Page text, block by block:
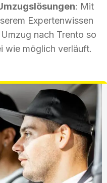
: Mit
Expertenwissen
nach Trento so
wie möglich verläuft.